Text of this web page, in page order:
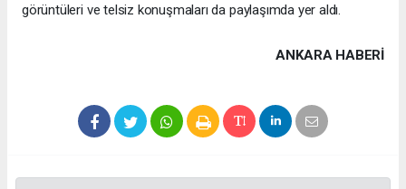
görüntüleri ve telsiz konuşmaları da paylaşımda yer aldı.
ANKARA HABERİ